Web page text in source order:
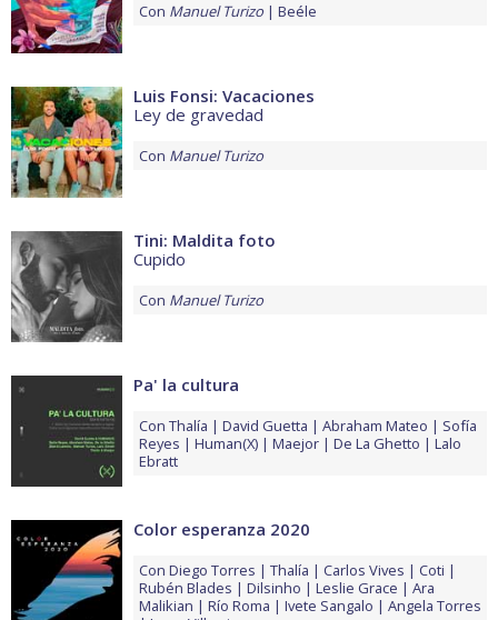
Con Manuel Turizo Beéle
Luis Fonsi: Vacaciones
Ley de gravedad
Con Manuel Turizo
Tini: Maldita foto
Cupido
Con Manuel Turizo
Pa' la cultura
Con Thalía David Guetta Abraham Mateo
Sofía
Reyes
Human(X) Maejor De La Ghetto
Lalo
Ebratt
Color esperanza 2020
Con Diego Torres Thalía Carlos Vives
Coti
Rubén Blades
Dilsinho Leslie Grace
Ara
Malikian
Río Roma Ivete Sangalo
Angela Torres